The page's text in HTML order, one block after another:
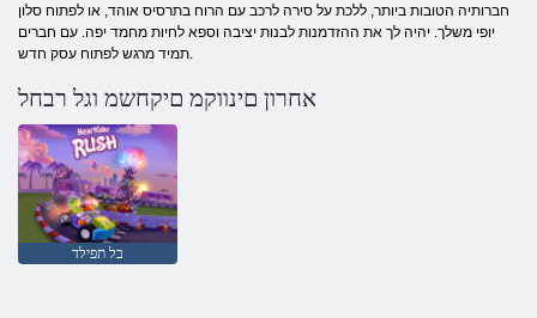
חברותיה הטובות ביותר, ללכת על סירה לרכב עם הרוח בתרסיס אוהד, או לפתוח סלון
יופי משלך. יהיה לך את ההזדמנות לבנות יציבה וספא לחיות מחמד יפה. עם חברים
תמיד מרגש לפתוח עסק חדש.
אחרון םינווקמ םיקחשמ וגל רבחל
בל תפילד